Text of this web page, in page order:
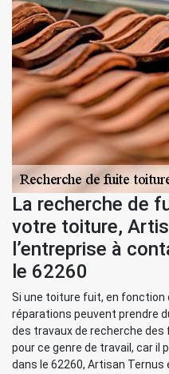
La recherche de
votre toiture,
l’entreprise à
le 62260
Si une toiture fuit, en fonction
réparations peuvent prendre
des travaux de recherche
pour ce genre de travail, car il
dans le 62260, Artisan